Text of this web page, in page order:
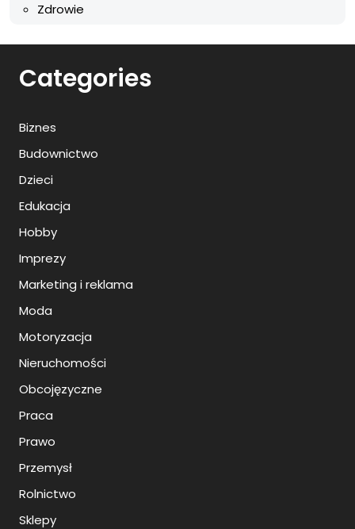
Zdrowie
Categories
Biznes
Budownictwo
Dzieci
Edukacja
Hobby
Imprezy
Marketing i reklama
Moda
Motoryzacja
Nieruchomości
Obcojęzyczne
Praca
Prawo
Przemysł
Rolnictwo
Sklepy